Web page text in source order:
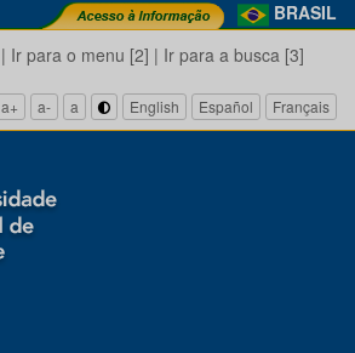
BRASIL
| Ir para o menu [2] | Ir para a busca [3]
a+ a- a English Español Français